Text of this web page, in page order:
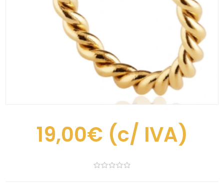
19,00€ (c/ IVA)